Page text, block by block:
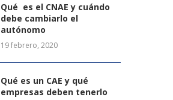
Qué es el CNAE y cuándo
debe cambiarlo el
autónomo
19 febrero, 2020
Qué es un CAE y qué
empresas deben tenerlo